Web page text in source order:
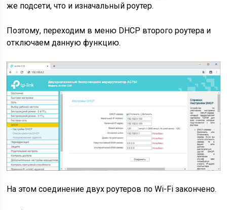
же подсети, что и изначальный роутер.
Поэтому, переходим в меню DHCP второго роутера и
отключаем данную функцию.
На этом соединение двух роутеров по Wi-Fi закончено.